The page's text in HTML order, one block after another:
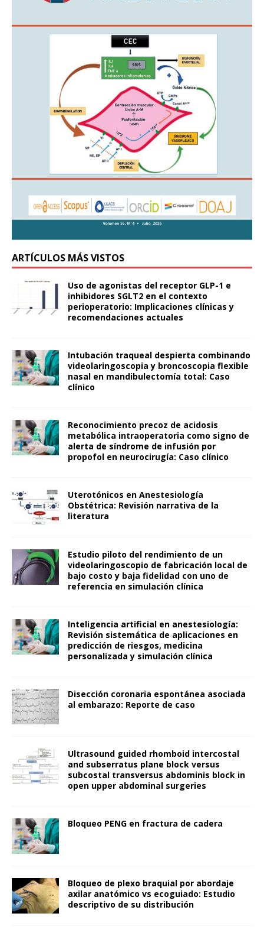
ARTÍCULOS MÁS VISTOS
Uso de agonistas del receptor GLP-1 e
inhibidores SGLT2 en el contexto
perioperatorio: Implicaciones clínicas y
recomendaciones actuales
Intubación traqueal despierta combinando
videolaringoscopia y broncoscopia flexible
nasal en mandibulectomía total: Caso
clínico
Reconocimiento precoz de acidosis
metabólica intraoperatoria como signo de
alerta de síndrome de infusión por
propofol en neurocirugía: Caso clínico
Uterotónicos en Anestesiología
Obstétrica: Revisión narrativa de la
literatura
Estudio piloto del rendimiento de un
videolaringoscopio de fabricación local de
bajo costo y baja fidelidad con uno de
referencia en simulación clínica
Inteligencia artificial en anestesiología:
Revisión sistemática de aplicaciones en
predicción de riesgos, medicina
personalizada y simulación clínica
Disección coronaria espontánea asociada
al embarazo: Reporte de caso
Ultrasound guided rhomboid intercostal
and subserratus plane block versus
subcostal transversus abdominis block in
open upper abdominal surgeries
Bloqueo PENG en fractura de cadera
Bloqueo de plexo braquial por abordaje
axilar anatómico vs ecoguiado: Estudio
descriptivo de su distribución